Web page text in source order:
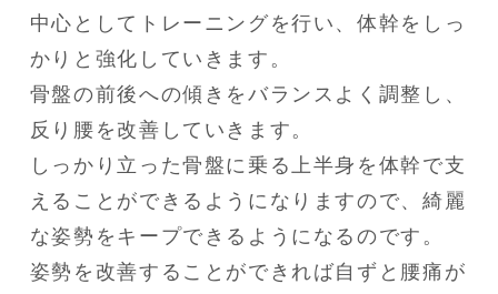
中心としてトレーニングを行い、体幹をしっ
かりと強化していきます。
骨盤の前後への傾きをバランスよく調整し、
反り腰を改善していきます。
しっかり立った骨盤に乗る上半身を体幹で支
えることができるようになりますので、綺麗
な姿勢をキープできるようになるのです。
姿勢を改善することができれば自ずと腰痛が